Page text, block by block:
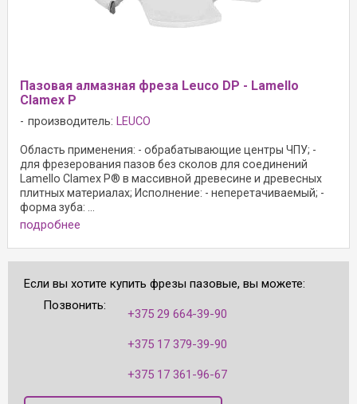
Пазовая алмазная фреза Leuco DP - Lamello
Clamex P
производитель: LEUCO
Область применения: - обрабатывающие центры ЧПУ; -
для фрезерования пазов без сколов для соединений
Lamello Clamex P® в массивной древесине и древесных
плитных материалах; Исполнение: - неперетачиваемый; -
форма зуба: ...
подробнее
Если вы хотите купить фрезы пазовые, вы можете:
Позвонить:
+375 29 664-39-90
+375 17 379-39-90
+375 17 361-96-67